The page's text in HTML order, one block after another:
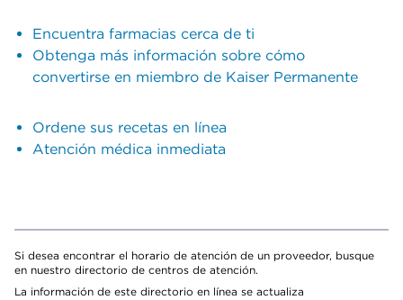
Encuentra farmacias cerca de ti
Obtenga más información sobre cómo
convertirse en miembro de Kaiser Permanente
Ordene sus recetas en línea
Atención médica inmediata
Si desea encontrar el horario de atención de un proveedor, busque
en nuestro directorio de centros de atención.
La información de este directorio en línea se actualiza